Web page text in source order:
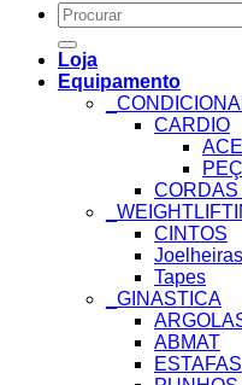
Search
for:
Loja
Equipamento
CARDIO
CINTOS
Joelheiras
Tapes
_GINASTICA
ABMAT
ESTAFAS